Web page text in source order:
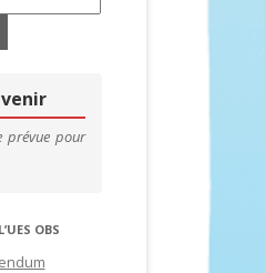
prévue pour
OBS